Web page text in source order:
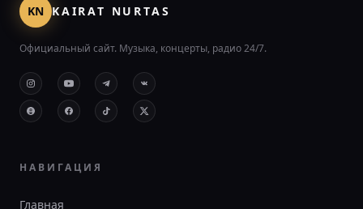
KN KAIRAT NURTAS
Официальный сайт. Музыка, концерты, радио 24/7.
НАВИГАЦИЯ
Главная